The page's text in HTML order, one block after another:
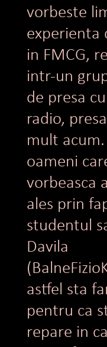
vorbeste
experienta
in FMCG,
intr-un
de presa
radio,
mult
oameni
vorbeasca
ales prin
studentul
Davila
astfel sta
pentru ca
repare in